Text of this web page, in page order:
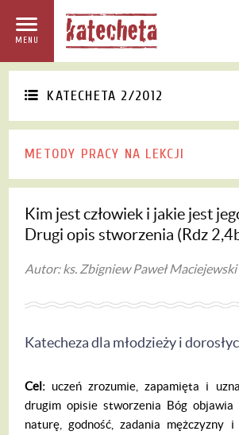
MENU
KATECHETA 2/2012
METODY PRACY NA LEKCJI
Kim jest człowiek i jakie jest
Drugi opis stworzenia (Rdz
Autor: ks. Zbigniew Paweł Maciejewski
Katecheza dla młodzieży i
Cel: uczeń zrozumie, zapamięta i
drugim opisie stworzenia Bóg objawia
naturę, godność, zadania mężczyzny